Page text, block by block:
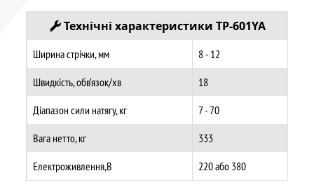
Технічні характеристики TP-601YA
Ширина стрічки, мм
8 - 12
Швидкість, обв’язок/хв
18
Діапазон сили натягу, кг
7 - 70
Вага нетто, кг
333
Електроживлення,В
220 або 380